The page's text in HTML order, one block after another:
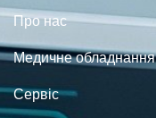
Про нас
Медичне обладнання
Сервіс